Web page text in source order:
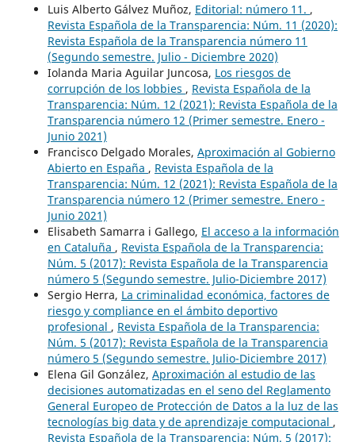
Luis Alberto Gálvez Muñoz, Editorial: número 11. ,
Revista Española de la Transparencia: Núm. 11 (2020):
Revista Española de la Transparencia número 11
(Segundo semestre. Julio - Diciembre 2020)
Iolanda Maria Aguilar Juncosa, Los riesgos de
corrupción de los lobbies , Revista Española de la
Transparencia: Núm. 12 (2021): Revista Española de la
Transparencia número 12 (Primer semestre. Enero -
Junio 2021)
Francisco Delgado Morales, Aproximación al Gobierno
Abierto en España , Revista Española de la
Transparencia: Núm. 12 (2021): Revista Española de la
Transparencia número 12 (Primer semestre. Enero -
Junio 2021)
Elisabeth Samarra i Gallego, El acceso a la información
en Cataluña , Revista Española de la Transparencia:
Núm. 5 (2017): Revista Española de la Transparencia
número 5 (Segundo semestre. Julio-Diciembre 2017)
Sergio Herra, La criminalidad económica, factores de
riesgo y compliance en el ámbito deportivo
profesional , Revista Española de la Transparencia:
Núm. 5 (2017): Revista Española de la Transparencia
número 5 (Segundo semestre. Julio-Diciembre 2017)
Elena Gil González, Aproximación al estudio de las
decisiones automatizadas en el seno del Reglamento
General Europeo de Protección de Datos a la luz de las
tecnologías big data y de aprendizaje computacional ,
Revista Española de la Transparencia: Núm. 5 (2017):